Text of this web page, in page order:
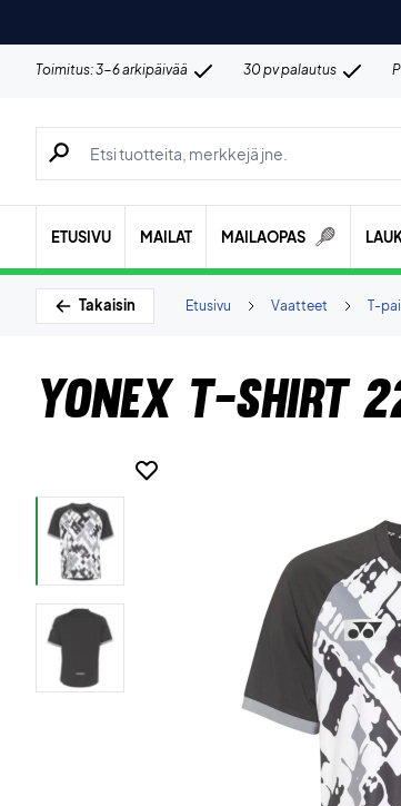
Toimitus: 3-6 arkipäivää 30 pv palautus
Hae tuotteita, merkkejä jne.
ETUSIVU MAILAT MAILAOPAS
Takaisin T-
Vaatteet
Etusivu
Yonex T-shirt